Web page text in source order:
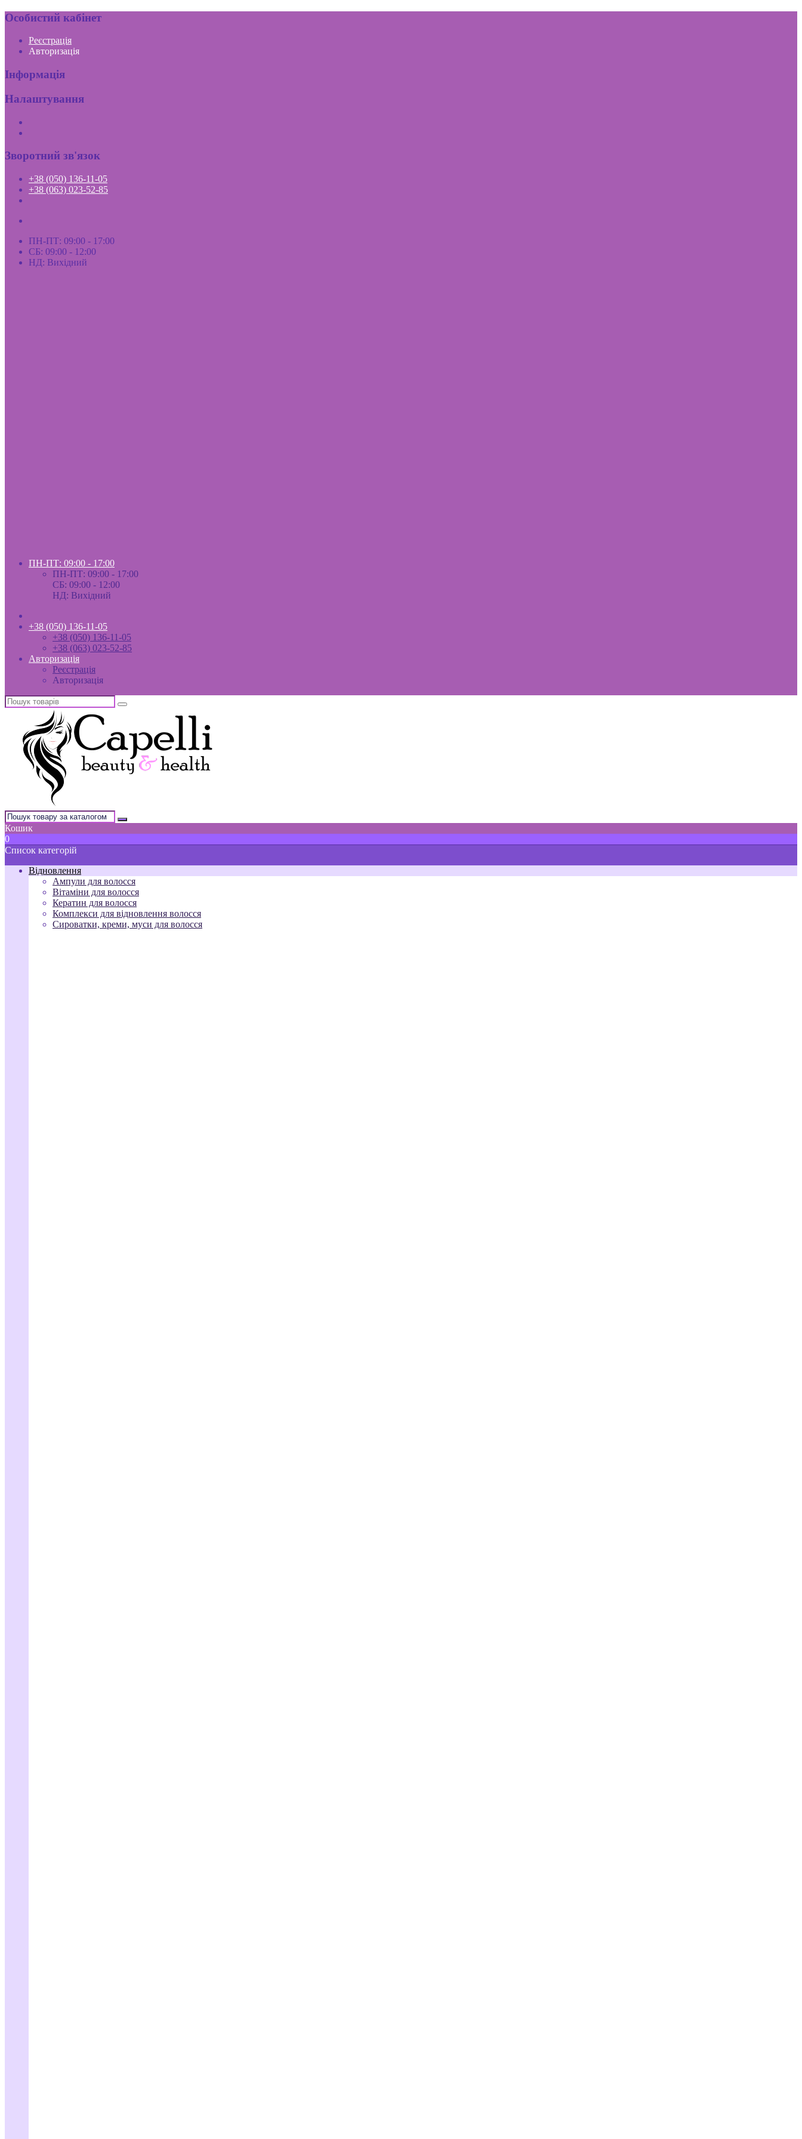
Особистий кабінет
Реєстрація
Авторизація
Інформація
Налаштування
Зворотний зв'язок
+38 (050) 136-11-05
+38 (063) 023-52-85
ПН-ПТ: 09:00 - 17:00
СБ: 09:00 - 12:00
НД: Вихідний
ПН-ПТ: 09:00 - 17:00
ПН-ПТ: 09:00 - 17:00
СБ: 09:00 - 12:00
НД: Вихідний
+38 (050) 136-11-05
+38 (050) 136-11-05
+38 (063) 023-52-85
Авторизація
Реєстрація
Авторизація
Кошик
0
Список категорій
Відновлення
Ампули для волосся
Вітаміни для волосся
Кератин для волосся
Комплекси для відновлення волосся
Сироватки, креми, муси для волосся